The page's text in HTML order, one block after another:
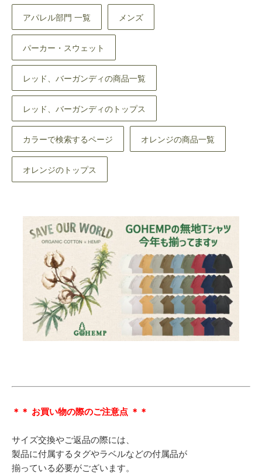
アパレル部門 一覧 メンズ
パーカー・スウェット
レッド、バーガンディの商品一覧
レッド、バーガンディのトップス
カラーで検索するページ オレンジの商品一覧
オレンジのトップス
＊＊ お買い物の際のご注意点 ＊＊
サイズ交換やご返品の際には、
製品に付属するタグやラベルなどの付属品が
揃っている必要がございます。